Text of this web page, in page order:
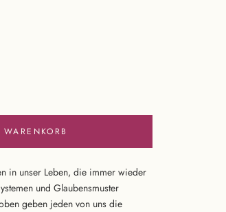
in unser Leben, die immer wieder
und Glaubensmuster
geben jeden von uns die